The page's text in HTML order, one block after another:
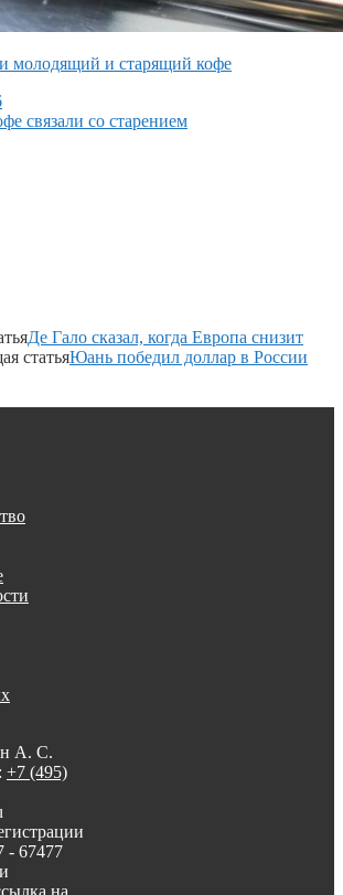
молодящий и старящий кофе
связали со старением
Де Гало сказал, когда Европа снизит
статьяЮань победил доллар в России
А. С.
+7 (495)
67477
на